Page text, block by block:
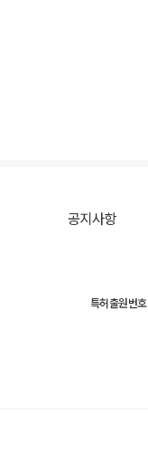
공지사항
특허출원번호